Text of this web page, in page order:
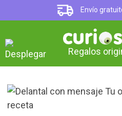
Envío
Regalos